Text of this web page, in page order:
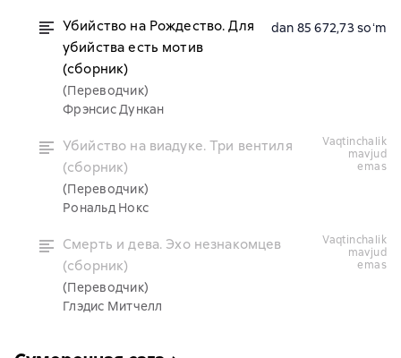
Убийство на Рождество. Для
убийства есть мотив
(сборник)
(Переводчик)
Фрэнсис Дункан
dan 85 672,73 soʻm
Убийство на виадуке. Три вентиля
(сборник)
(Переводчик)
Рональд Нокс
vaqtinchalik
mavjud
emas
Смерть и дева. Эхо незнакомцев
(сборник)
(Переводчик)
Глэдис Митчелл
vaqtinchalik
mavjud
emas